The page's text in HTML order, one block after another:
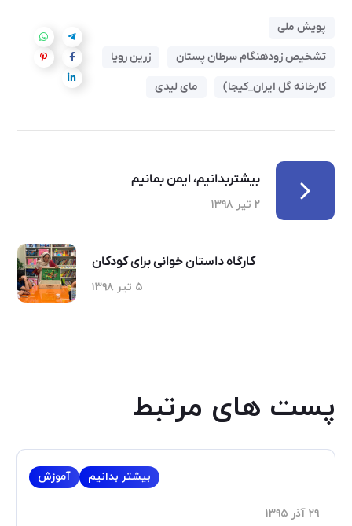
پویش ملی
تشخیص زودهنگام سرطان پستان
زرین رویا
کارخانه گل ایران_کیجا)
مای لیدی
بیشتربدانیم، ایمن بمانیم
۲ تیر ۱۳۹۸
کارگاه داستان خوانی برای کودکان
۵ تیر ۱۳۹۸
پست های مرتبط
آموزش بیشتر بدانیم
۲۹ آذر ۱۳۹۵